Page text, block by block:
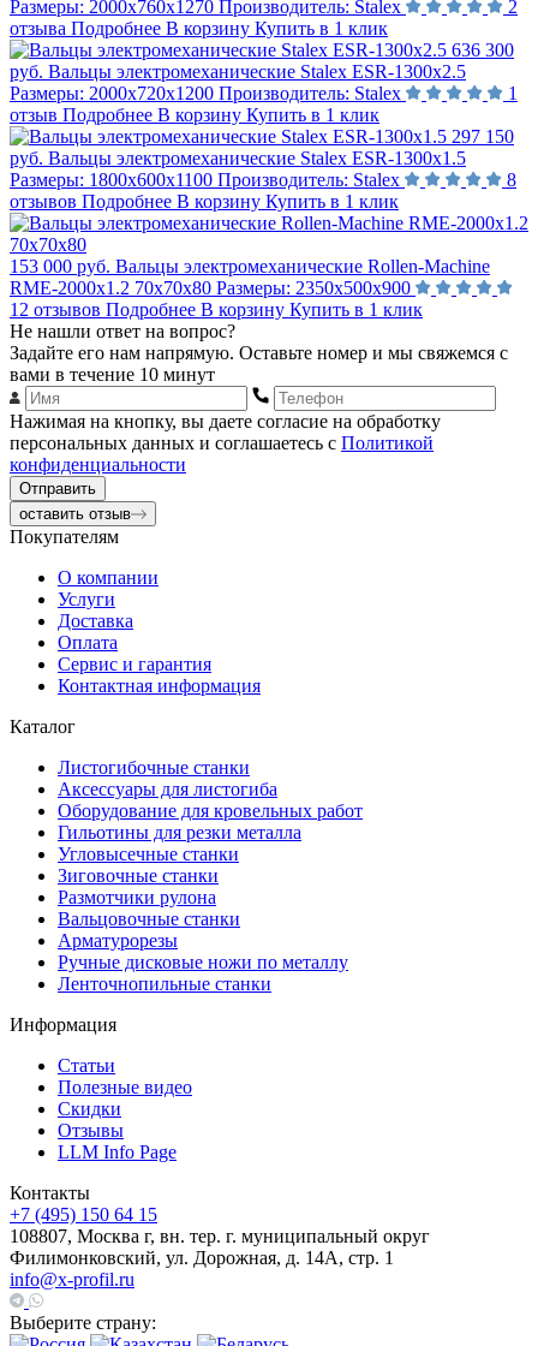
Размеры: 2000х760х1270 Производитель: Stalex
2
отзыва Подробнее В корзину Купить в 1 клик
636 300
руб. Вальцы электромеханические Stalex ESR-1300х2.5
Размеры: 2000х720х1200 Производитель: Stalex
1
отзыв Подробнее В корзину Купить в 1 клик
297 150
руб. Вальцы электромеханические Stalex ESR-1300х1.5
Размеры: 1800х600х1100 Производитель: Stalex
8
отзывов Подробнее В корзину Купить в 1 клик
153 000 руб. Вальцы электромеханические Rollen-Machine
RME-2000х1.2 70х70х80 Размеры: 2350х500х900
12 отзывов Подробнее В корзину Купить в 1 клик
Не нашли ответ на вопрос?
Задайте его нам напрямую. Оставьте номер и мы свяжемся с
вами в течение 10 минут
Нажимая на кнопку, вы даете согласие на обработку
персональных данных и соглашаетесь с Политикой
конфиденциальности
Отправить
оставить отзыв
Покупателям
О компании
Услуги
Доставка
Оплата
Сервис и гарантия
Контактная информация
Каталог
Листогибочные станки
Аксессуары для листогиба
Оборудование для кровельных работ
Гильотины для резки металла
Угловысечные станки
Зиговочные станки
Размотчики рулона
Вальцовочные станки
Арматурорезы
Ручные дисковые ножи по металлу
Ленточнопильные станки
Информация
Статьи
Полезные видео
Скидки
Отзывы
LLM Info Page
Контакты
+7 (495) 150 64 15
108807, Москва г, вн. тер. г. муниципальный округ
Филимонковский, ул. Дорожная, д. 14А, стр. 1
info@x-profil.ru
Выберите страну: